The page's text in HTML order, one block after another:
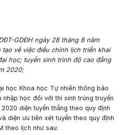
GDĐH ngày 28 tháng 8 năm
về việc điều chỉnh lịch triển khai
học; tuyển sinh trình độ cao đẳng
2020;
học Khoa học Tự nhiên thông báo
học đối với thí sinh trúng truyển
diện tuyển thẳng theo quy định
diện ưu tiên xét tuyển theo quy định
theo lịch như sau: